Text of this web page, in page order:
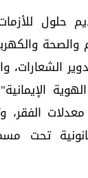
حلول
والصحة
معدلات
تحت